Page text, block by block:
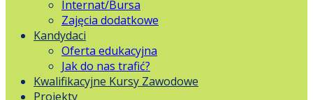
Internat/Bursa
Zajęcia dodatkowe
Kandydaci
Oferta edukacyjna
Jak do nas trafić?
Kwalifikacyjne Kursy Zawodowe
Projekty